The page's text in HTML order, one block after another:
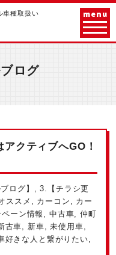
車種取扱い menu
ログ
アクティブへGO！
ログ】 ,3.【チラシ更
ススメ , カーコン , カー
ーン情報 , 中古車,仲町
古車, 新車,未使用車,
好きな人と繋がりたい,